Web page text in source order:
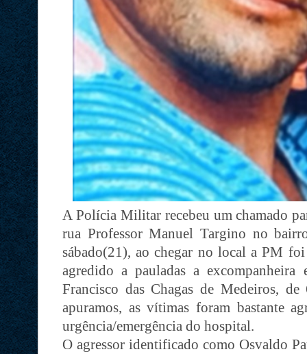
A Polícia Militar recebeu um chamado
rua Professor Manuel Targino no
sábado(21), ao chegar no local a PM
agredido a pauladas a
Francisco das Chagas de Medeiros,
apuramos, as vítimas foram bastante
urgência/emergência do hospital.
O agressor identificado como Osvaldo